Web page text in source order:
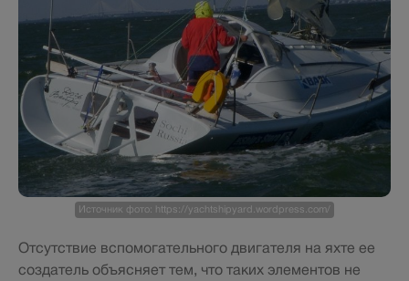
Источник фото: https://yachtshipyard.wordpress.com/
Отсутствие вспомогательного двигателя на яхте ее
создатель объясняет тем, что таких элементов не